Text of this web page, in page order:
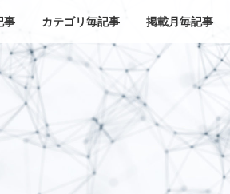
事 カテゴリ毎記事 掲載月毎記事